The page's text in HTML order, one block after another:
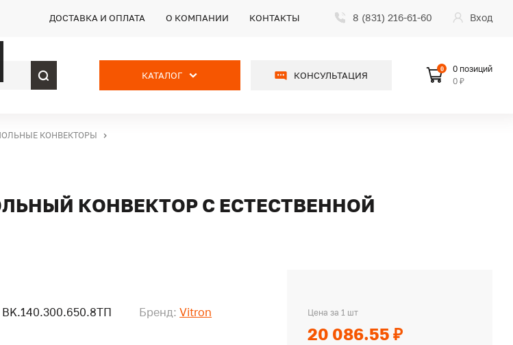
ДОСТАВКА И ОПЛАТА О КОМПАНИИ КОНТАКТЫ 8 (831) 216-61-60 Вход
КАТАЛОГ КОНСУЛЬТАЦИЯ
0
0 позиций
0 ₽
КОНВЕКТОРЫ
КОНВЕКТОР С ЕСТЕСТВЕННОЙ
BK.140.300.650.8ТП Бренд: Vitron Цена за 1 шт
20 086.55 ₽